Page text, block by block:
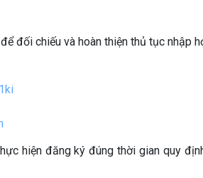
đối chiếu và hoàn thiện thủ tục nhập
hiện đăng ký đúng thời gian quy